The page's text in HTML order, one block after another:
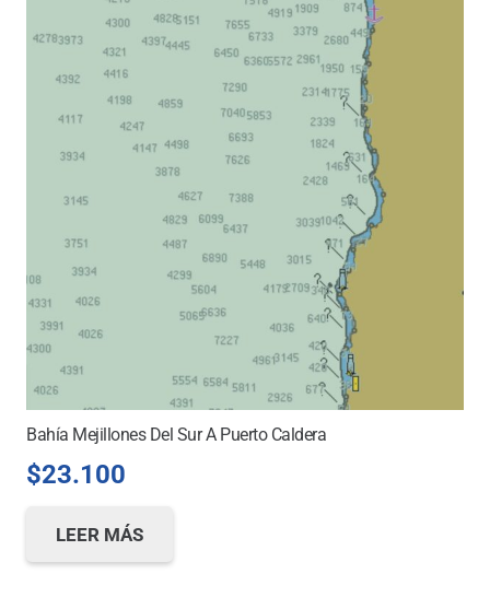
Bahía Mejillones Del Sur A Puerto Caldera
$23.100
LEER MÁS